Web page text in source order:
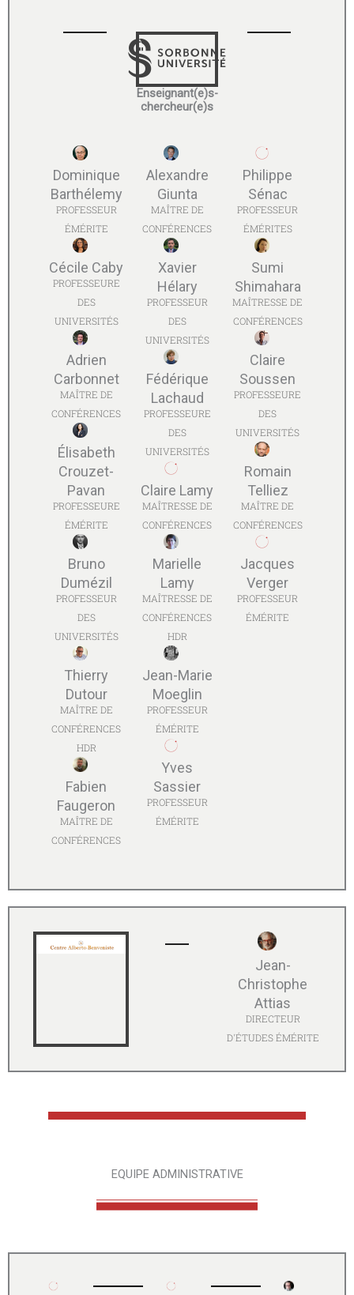
Enseignant(e)s-
chercheur(e)s
Dominique
Barthélemy
PROFESSEUR
ÉMÉRITE
Cécile Caby
PROFESSEURE
DES
UNIVERSITÉS
Adrien
Carbonnet
MAÎTRE DE
CONFÉRENCES
Élisabeth
Crouzet-
Pavan
PROFESSEURE
ÉMÉRITE
Bruno
Dumézil
PROFESSEUR
DES
UNIVERSITÉS
Thierry
Dutour
MAÎTRE DE
CONFÉRENCES
HDR
Fabien
Faugeron
MAÎTRE DE
CONFÉRENCES
Alexandre
Giunta
MAÎTRE DE
CONFÉRENCES
Xavier
Hélary
PROFESSEUR
DES
UNIVERSITÉS
Fédérique
Lachaud
PROFESSEURE
DES
UNIVERSITÉS
Claire Lamy
MAÎTRESSE DE
CONFÉRENCES
Marielle
Lamy
MAÎTRESSE DE
CONFÉRENCES
HDR
Jean-Marie
Moeglin
PROFESSEUR
ÉMÉRITE
Yves
Sassier
PROFESSEUR
ÉMÉRITE
Philippe
Sénac
PROFESSEUR
ÉMÉRITES
Sumi
Shimahara
MAÎTRESSE DE
CONFÉRENCES
Claire
Soussen
PROFESSEURE
DES
UNIVERSITÉS
Romain
Telliez
MAÎTRE DE
CONFÉRENCES
Jacques
Verger
PROFESSEUR
ÉMÉRITE
Jean-
Christophe
Attias
DIRECTEUR
D'ÉTUDES ÉMÉRITE
EQUIPE ADMINISTRATIVE